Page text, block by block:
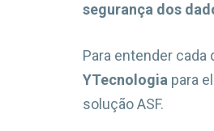
segurança dos
Para entender
YTecnologia para
solução ASF.